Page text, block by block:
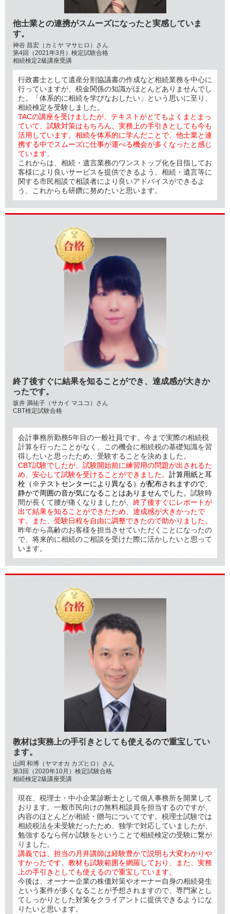
他士業との連携がスムーズになったと実感していま
す。
神谷 昌宏（カミヤ マサヒロ）さん
第4回（2021年3月）検定試験合格
相続検定2級講座受講
行政書士として遺産分割協議書の作成など相続業務を中心に
行っていますが、税金関係の知識がほとんどありませんでし
た。「体系的に相続を学びなおしたい」という思いに至り、
相続検定を受験しました。
TACの講座を受けましたが、テキストがとてもよくまとまっ
ていて、試験対策はもちろん、実務上の手引きとしても今も
活用しています。相続を体系的に学んだことで、他士業と連
携する中でスムーズに仕事が運べる機会が多くなったと感じ
ています。
これからは、相続・遺言業務のワンストップ化を目指してお
客様により良いサービスを提供できるよう、相続・遺言等に
関する市民相談で相談者により良いアドバイスができるよ
う、これからも研鑽に努めたいと思います。
終了後すぐに結果を知ることができ、達成感が大きか
ったです。
坂井 満祐子（サカイ マユコ）さん
CBT検定試験合格
会計事務所勤務5年目の一般社員です。今まで実際の相続税
計算を行ったことがなく、この機会に相続税の基礎知識を習
得したいと思ったため、受験することを決めました。
CBT試験でしたが、試験開始前に練習用の問題が出されるた
め、安心して試験を受けることができました。 計算用紙と耳
栓（※テストセンターにより異なる）が配布されますので、
静かで周囲の音が気になることはありませんでした。 試験時
間が長くて腰が痛くなりましたが、 終了後すぐにレポートが
出て結果を知ることができたため、達成感が大きかったで
す。また、 受験日程を自由に調整できたので助かりました。
昨年から高齢のお客様を担当させていただくことになったの
で、将来的に相続のご相談を受けた際に活かしたいと思って
います。
教材は実務上の手引きとしても使えるので重宝してい
ます。
山岡 和博（ヤマオカ カズヒロ）さん
第3回（2020年10月）検定試験合格
相続検定2級講座受講
現在、税理士・中小企業診断士として個人事務所を開業して
おります。一般市民向けの無料相談員を担当するのですが、
内容のほとんどが相続・贈与についてです。税理士試験では
相続税法を未受験だったため、独学で対応していましたが、
勉強するなら何か試験をということで相続検定の受験に繋が
りました。
講義では、担当の月井講師は経験豊かで説明も大変わかりや
すかったです。教材も試験範囲を網羅しており、また、実務
上の手引きとしても使えるので重宝しています。
今後は、オーナー企業の株価対策やオーナー自身の相続発生
という案件が多くなることが予想されますので、専門家とし
てしっかりとした対策をクライアントに提供できるようにな
りたいと思います。